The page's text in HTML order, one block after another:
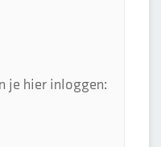
je hier inloggen: